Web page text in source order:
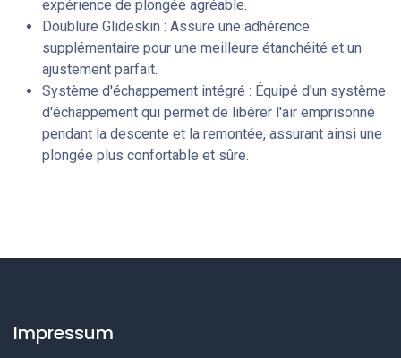
expérience de plongée agréable.
Doublure Glideskin : Assure une adhérence
supplémentaire pour une meilleure étanchéité et un
ajustement parfait.
Système d'échappement intégré : Équipé d'un système
d'échappement qui permet de libérer l'air emprisonné
pendant la descente et la remontée, assurant ainsi une
plongée plus confortable et sûre.
Impressum